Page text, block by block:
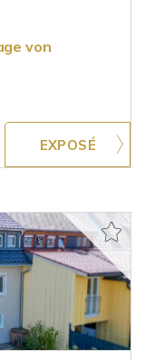
von